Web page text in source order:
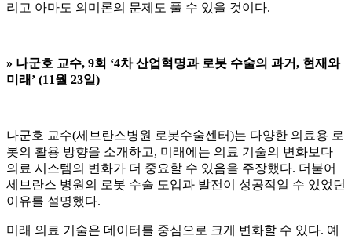
리고 아마도 의미론의 문제도 풀 수 있을 것이다.
» 나군호 교수, 9회 ‘4차 산업혁명과 로봇 수술의 과거, 현재와
미래’ (11월 23일)
나군호 교수(세브란스병원 로봇수술센터)는 다양한 의료용 로
봇의 활용 방향을 소개하고, 미래에는 의료 기술의 변화보다
의료 시스템의 변화가 더 중요할 수 있음을 주장했다. 더불어
세브란스 병원의 로봇 수술 도입과 발전이 성공적일 수 있었던
이유를 설명했다.
미래 의료 기술은 데이터를 중심으로 크게 변화할 수 있다. 예